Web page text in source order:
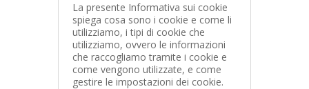
La presente Informativa sui cookie
spiega cosa sono i cookie e come li
utilizziamo, i tipi di cookie che
utilizziamo, ovvero le informazioni
che raccogliamo tramite i cookie e
come vengono utilizzate, e come
gestire le impostazioni dei cookie.